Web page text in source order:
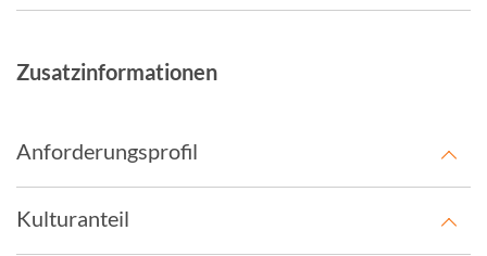
Zusatzinformationen
Anforderungsprofil
Kulturanteil